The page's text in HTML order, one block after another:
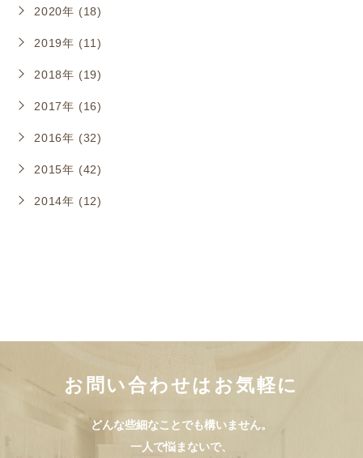
2020年 (18)
2019年 (11)
2018年 (19)
2017年 (16)
2016年 (32)
2015年 (42)
2014年 (12)
お問い合わせはお気軽に
どんな些細なことでも構いません。
一人で悩まないで、